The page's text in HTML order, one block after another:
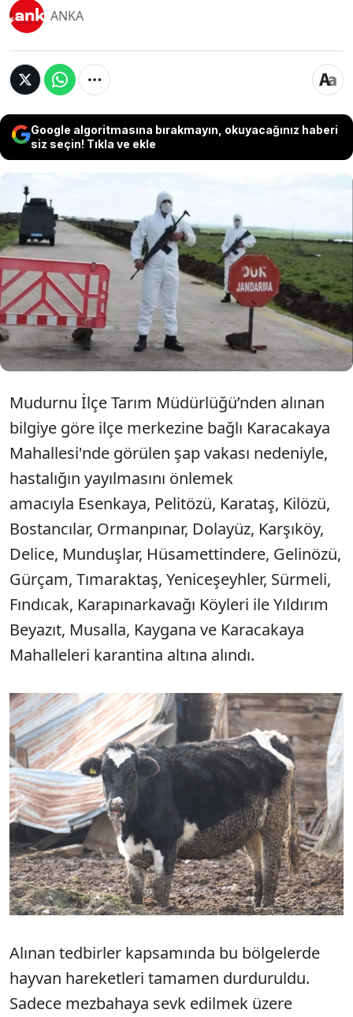
ANKA
Google algoritmasına bırakmayın, okuyacağınız haberi
siz seçin! Tıkla ve ekle
Bolu’nun Mudurnu ilçesinde şap hastalığı
tespit edilmesi üzerine 18 köy ve 4
mahallede geniş çaplı karantina uygulaması
başlatıldı, Mudurnu Hayvan Pazarı geçici
olarak kapatıldı.
Mudurnu İlçe Tarım Müdürlüğü’nden alınan
bilgiye göre ilçe merkezine bağlı Karacakaya
Mahallesi'nde görülen şap vakası nedeniyle,
hastalığın yayılmasını önlemek
amacıyla Esenkaya, Pelitözü, Karataş, Kilözü,
Bostancılar, Ormanpınar, Dolayüz, Karşıköy,
Delice, Munduşlar, Hüsamettindere, Gelinözü,
Gürçam, Tımaraktaş, Yeniceşeyhler, Sürmeli,
Fındıcak, Karapınarkavağı Köyleri ile Yıldırım
Beyazıt, Musalla, Kaygana ve Karacakaya
Mahalleleri karantina altına alındı.
Alınan tedbirler kapsamında bu bölgelerde
hayvan hareketleri tamamen durduruldu.
Sadece mezbahaya sevk edilmek üzere